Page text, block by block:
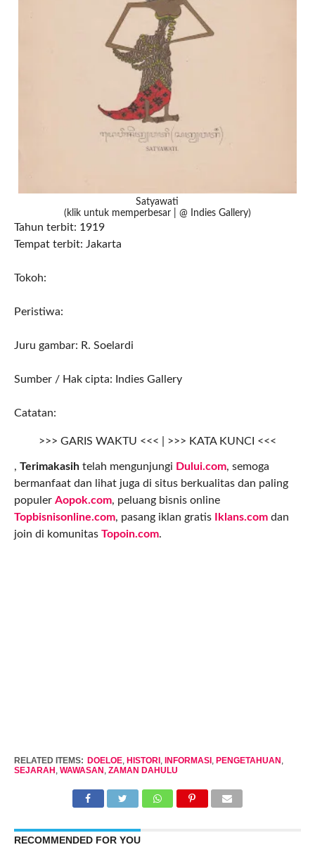
Satyawati
(klik untuk memperbesar | @ Indies Gallery)
Tahun terbit: 1919
Tempat terbit: Jakarta
Tokoh:
Peristiwa:
Juru gambar: R. Soelardi
Sumber / Hak cipta: Indies Gallery
Catatan:
>>> GARIS WAKTU <<< | >>> KATA KUNCI <<<
, Terimakasihtelah mengunjungi Dului.com, semoga
bermanfaat dan lihat juga di situs berkualitas dan paling
populer Aopok.com, peluang bisnis online
Topbisnisonline.com, pasang iklan gratis Iklans.comdan
join di komunitas Topoin.com.
RELATED ITEMS: DOELOE, HISTORI , INFORMASI , PENGETAHUAN ,
SEJARAH , WAWASAN , ZAMAN DAHULU
RECOMMENDED FOR YOU